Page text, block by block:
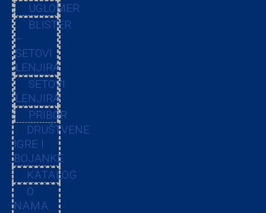
UGLOMER
BLISTER
–
SETOVI
LENJIRA
SETOVI
LENJIRA
PRIBOR
DRUŠTVENE
IGRE I
BOJANKE
KATALOG
O
NAMA